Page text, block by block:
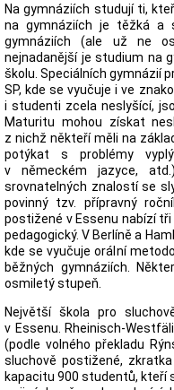
Na gymnáziích studují ti,
na gymnáziích je těžká a
gymnáziích (ale už ne
nejnadanější je studium na
školu. Speciálních gymnázií
SP, kde se vyučuje i ve
i studenti zcela neslyšící,
Maturitu mohou získat
z nichž někteří měli na
potýkat s problémy
v německém jazyce,
srovnatelných znalostí se
povinný tzv. přípravný
postižené v Essenu nabízí
pedagogický. V Berlíně a
kde se vyučuje orální
běžných gymnáziích.
osmiletý stupeň.
Největší škola pro
v Essenu. Rheinisch-
(podle volného překladu
sluchově postižené,
kapacitu 900 studentů, kteří